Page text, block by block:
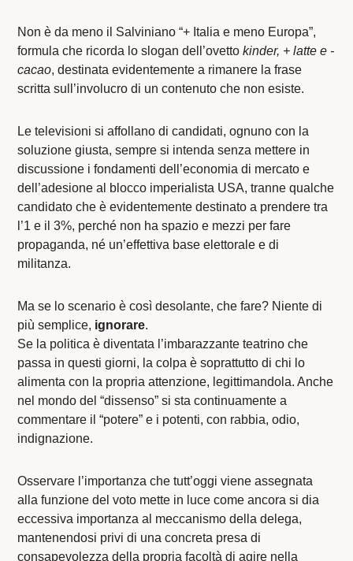
Non è da meno il Salviniano “+ Italia e meno Europa”,
formula che ricorda lo slogan dell’ovettokinder, + latte e -
cacao, destinata evidentemente a rimanere la frase
scritta sull’involucro di un contenuto che non esiste.
Le televisioni si affollano di candidati, ognuno con la
soluzione giusta, sempre si intenda senza mettere in
discussione i fondamenti dell’economia di mercato e
dell’adesione al blocco imperialista USA, tranne qualche
candidato che è evidentemente destinato a prendere tra
l’1 e il 3%, perché non ha spazio e mezzi per fare
propaganda, né un’effettiva base elettorale e di
militanza.
Ma se lo scenario è così desolante, che fare? Niente di
più semplice, ignorare.
Se la politica è diventata l’imbarazzante teatrino che
passa in questi giorni, la colpa è soprattutto di chi lo
alimenta con la propria attenzione, legittimandola. Anche
nel mondo del “dissenso” si sta continuamente a
commentare il “potere” e i potenti, con rabbia, odio,
indignazione.
Osservare l’importanza che tutt’oggi viene assegnata
alla funzione del voto mette in luce come ancora si dia
eccessiva importanza al meccanismo della delega,
mantenendosi privi di una concreta presa di
consapevolezza della propria facoltà di agire nella